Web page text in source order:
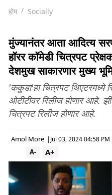
होम Socially
मुंज्यानंतर आता आदित्य
हॉरर कॉमेडी चित्रपट
देशमुख साकारणार मुख्य
'ककुडा'हा चित्रपट थिएटरमध्ये
ओटीटीवर रिलीज होणार आहे.
चित्रपट रिलीज होणार आहे.
Amol More | Jul 03, 2024 04:58 PM
A+
A-